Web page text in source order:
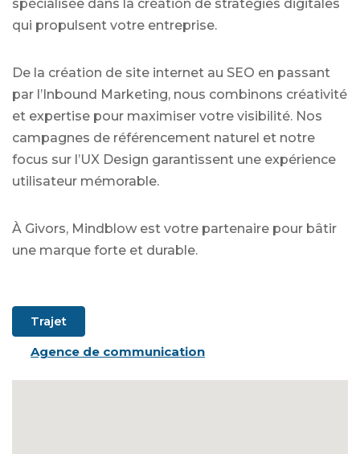
spécialisée dans la création de stratégies digitales
qui propulsent votre entreprise.
De la création de site internet au SEO en passant
par l’Inbound Marketing, nous combinons créativité
et expertise pour maximiser votre visibilité. Nos
campagnes de référencement naturel et notre
focus sur l’UX Design garantissent une expérience
utilisateur mémorable.
À Givors, Mindblow est votre partenaire pour bâtir
une marque forte et durable.
Trajet
Agence de communication